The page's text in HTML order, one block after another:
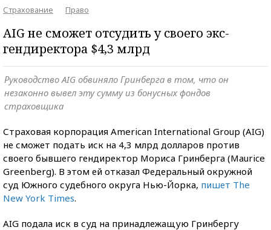
Страхование
Право
AIG не сможет отсудить у своего экс-
гендиректора $4,3 млрд
Руководство AIG обвиняло Гринберга в том, что он
незаконно вывел эту сумму из бонусных фондов
страховщика
Страховая корпорация American International Group (AIG)
не сможет подать иск на 4,3 млрд долларов против
своего бывшего гендиректор Мориса Гринберга (Maurice
Greenberg). В этом ей отказал Федеральный окружной
суд Южного судебного округа Нью-Йорка, пишет The
New York Times.
AIG подала иск в суд на принадлежащую Гринбергу